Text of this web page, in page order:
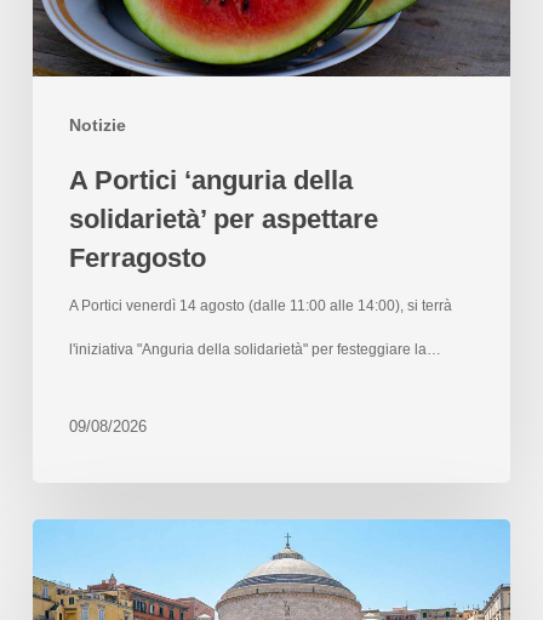
Notizie
A Portici ‘anguria della
solidarietà’ per aspettare
Ferragosto
A Portici venerdì 14 agosto (dalle 11:00 alle 14:00), si terrà
l'iniziativa "Anguria della solidarietà" per festeggiare la…
09/08/2026